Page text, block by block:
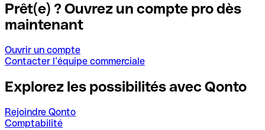
Prêt(e) ? Ouvrez un compte pro dès
maintenant
Ouvrir un compte
Contacter l’équipe commerciale
Explorez les possibilités avec Qonto
Rejoindre Qonto
Comptabilité